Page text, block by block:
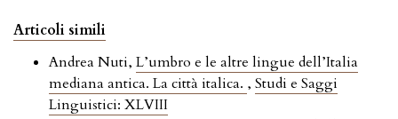
Articoli simili
Andrea Nuti, L’umbro e le altre lingue dell’Italia
mediana antica. La città italica. , Studi e Saggi
Linguistici: XLVIII